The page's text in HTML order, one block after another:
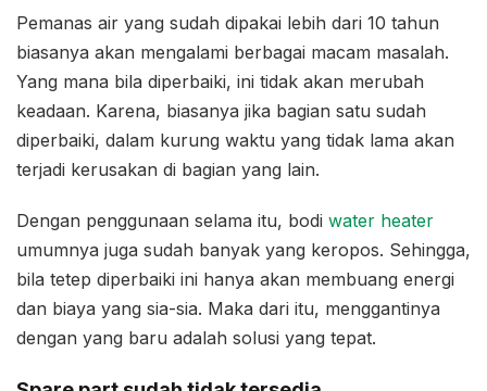
Pemanas air yang sudah dipakai lebih dari 10 tahun
biasanya akan mengalami berbagai macam masalah.
Yang mana bila diperbaiki, ini tidak akan merubah
keadaan. Karena, biasanya jika bagian satu sudah
diperbaiki, dalam kurung waktu yang tidak lama akan
terjadi kerusakan di bagian yang lain.
Dengan penggunaan selama itu, bodi water heater
umumnya juga sudah banyak yang keropos. Sehingga,
bila tetep diperbaiki ini hanya akan membuang energi
dan biaya yang sia-sia. Maka dari itu, menggantinya
dengan yang baru adalah solusi yang tepat.